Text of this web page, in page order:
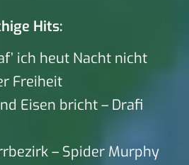
Hits:
ich heut Nacht nicht
Freiheit
Eisen bricht – Drafi
– Spider Murphy